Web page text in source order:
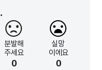
분발해
주세요
0
실망
이에요
0